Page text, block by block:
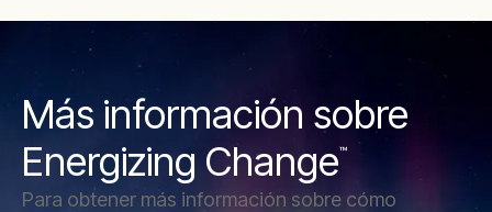
Más información sobre
Energizing Change™
Para obtener más información sobre cómo